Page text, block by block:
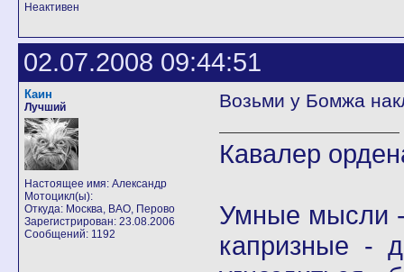
Неактивен
02.07.2008 09:44:51
Каин
Лучший
Настоящее имя: Александр
Мотоцикл(ы):
Откуда: Москва, ВАО, Перово
Зарегистрирован: 23.08.2006
Сообщений: 1192
Возьми у Бомжа
Кавалер
Умные мысли -
капризные -